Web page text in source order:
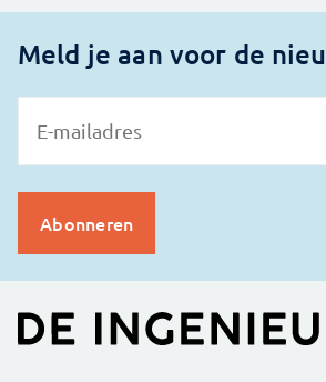
Meld je aan voor de